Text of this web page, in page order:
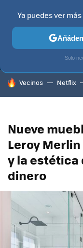
MENÚ
HOY SE HABLA DE
Vecinos Netflix
Nueve
Leroy
y la estética
dinero
Ya puedes ver
Solo